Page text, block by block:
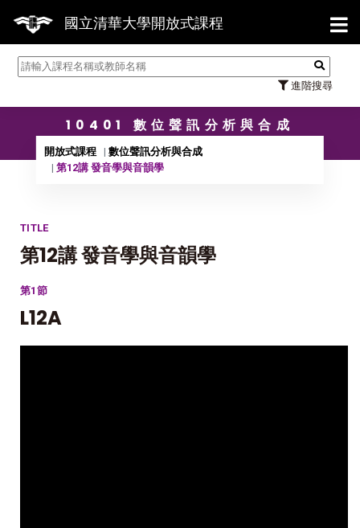
國立清華大學開放式課程
進階搜尋
【7/
10401 數位聲訊分析與合成
開放式課程
數位聲訊分析與合成
第12講 發音學與音韻學
TITLE
第12講 發音學與音韻學
第1節
L12A